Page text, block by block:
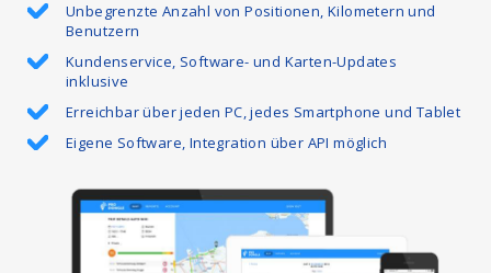
Unbegrenzte Anzahl von Positionen, Kilometern und
Benutzern
Kundenservice, Software- und Karten-Updates
inklusive
Erreichbar über jeden PC, jedes Smartphone und Tablet
Eigene Software, Integration über API möglich